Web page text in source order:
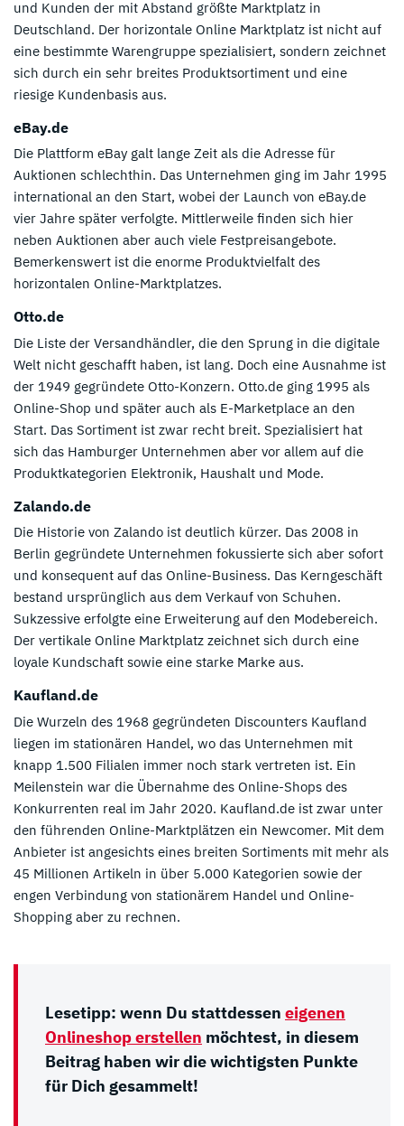
und Kunden der mit Abstand größte Marktplatz in
Deutschland. Der horizontale Online Marktplatz ist nicht auf
eine bestimmte Warengruppe spezialisiert, sondern zeichnet
sich durch ein sehr breites Produktsortiment und eine
riesige Kundenbasis aus.
eBay.de
Die Plattform eBay galt lange Zeit als die Adresse für
Auktionen schlechthin. Das Unternehmen ging im Jahr 1995
international an den Start, wobei der Launch von eBay.de
vier Jahre später verfolgte. Mittlerweile finden sich hier
neben Auktionen aber auch viele Festpreisangebote.
Bemerkenswert ist die enorme Produktvielfalt des
horizontalen Online-Marktplatzes.
Otto.de
Die Liste der Versandhändler, die den Sprung in die digitale
Welt nicht geschafft haben, ist lang. Doch eine Ausnahme ist
der 1949 gegründete Otto-Konzern. Otto.de ging 1995 als
Online-Shop und später auch als E-Marketplace an den
Start. Das Sortiment ist zwar recht breit. Spezialisiert hat
sich das Hamburger Unternehmen aber vor allem auf die
Produktkategorien Elektronik, Haushalt und Mode.
Zalando.de
Die Historie von Zalando ist deutlich kürzer. Das 2008 in
Berlin gegründete Unternehmen fokussierte sich aber sofort
und konsequent auf das Online-Business. Das Kerngeschäft
bestand ursprünglich aus dem Verkauf von Schuhen.
Sukzessive erfolgte eine Erweiterung auf den Modebereich.
Der vertikale Online Marktplatz zeichnet sich durch eine
loyale Kundschaft sowie eine starke Marke aus.
Kaufland.de
Die Wurzeln des 1968 gegründeten Discounters Kaufland
liegen im stationären Handel, wo das Unternehmen mit
knapp 1.500 Filialen immer noch stark vertreten ist. Ein
Meilenstein war die Übernahme des Online-Shops des
Konkurrenten real im Jahr 2020. Kaufland.de ist zwar unter
den führenden Online-Marktplätzen ein Newcomer. Mit dem
Anbieter ist angesichts eines breiten Sortiments mit mehr als
45 Millionen Artikeln in über 5.000 Kategorien sowie der
engen Verbindung von stationärem Handel und Online-
Shopping aber zu rechnen.
Lesetipp: wenn Du stattdessen eigenen
Onlineshop erstellen möchtest, in diesem
Beitrag haben wir die wichtigsten Punkte
für Dich gesammelt!